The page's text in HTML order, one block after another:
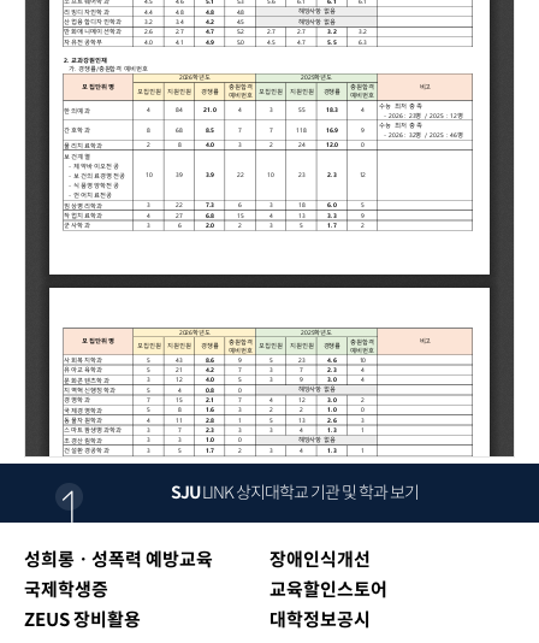
SJULINK상지대학교 기관 및 학과 보기
성희롱ㆍ성폭력 예방교육
장애인식개선
국제학생증
교육할인스토어
ZEUS 장비활용
대학정보공시